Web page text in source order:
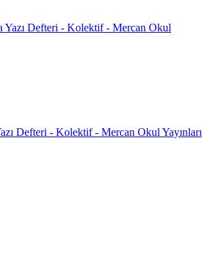
Defteri - Kolektif - Mercan Okul Yayınları